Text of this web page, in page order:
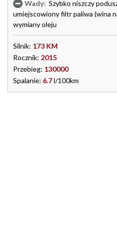
Wady: Szybko niszczy
umiejscowiony filtr paliwa (wina
wymiany oleju
Silnik: 173 KM
Rocznik: 2015
Przebieg: 130000
Spalanie: 6.7l/100km